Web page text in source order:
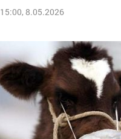
15:00, 8.05.2026